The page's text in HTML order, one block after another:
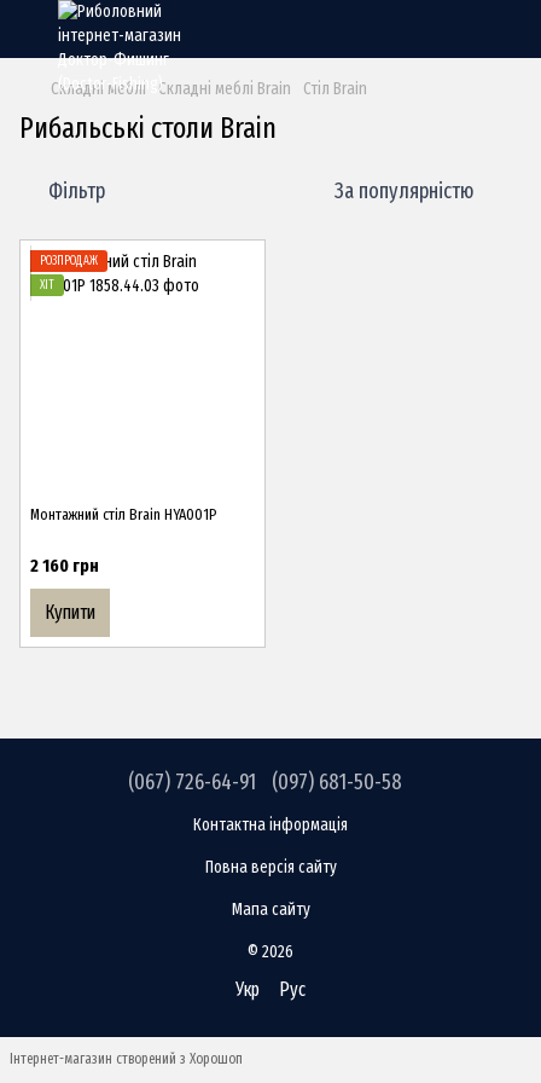
Складні меблі Складні меблі Brain Стіл Brain
Рибальські столи Brain
Фільтр За популярністю
РОЗПРОДАЖ
ХІТ
Монтажний стіл Brain HYA001P
2 160 грн
Купити
(067) 726-64-91 (097) 681-50-58
Контактна інформація
Повна версія сайту
Мапа сайту
© 2026
Укр Рус
Інтернет-магазин створений з Хорошоп